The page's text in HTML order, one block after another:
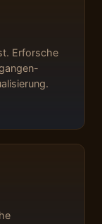
Erforsche